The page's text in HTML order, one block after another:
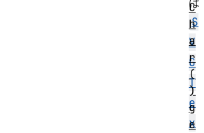
S
V
G
T
e
x
C
h
a
r
(
)
g
e